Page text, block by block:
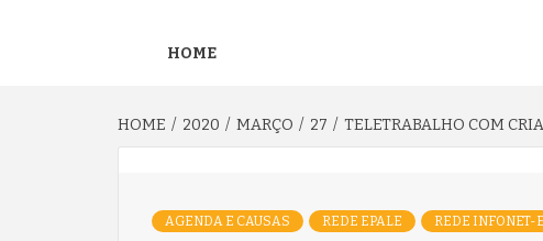
HOME
HOME 2020 MARÇO 27 TELETRABALHO COM
AGENDA E CAUSAS REDE EPALE REDE INFONET-